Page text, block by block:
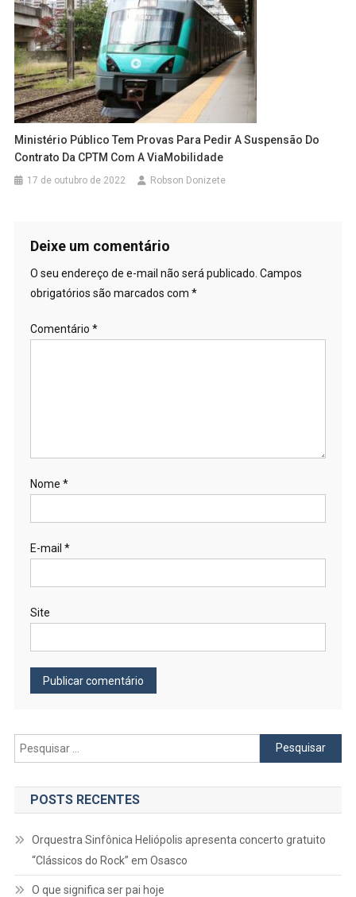
Ministério Público Tem Provas Para Pedir A Suspensão Do
Contrato Da CPTM Com A ViaMobilidade
17 de outubro de 2022 Robson Donizete
Deixe um comentário
O seu endereço de e-mail não será publicado. Campos
obrigatórios são marcados com *
Comentário *
Nome *
E-mail *
Site
Pesquisar
por:
POSTS RECENTES
Orquestra Sinfônica Heliópolis apresenta concerto gratuito
“Clássicos do Rock” em Osasco
O que significa ser pai hoje